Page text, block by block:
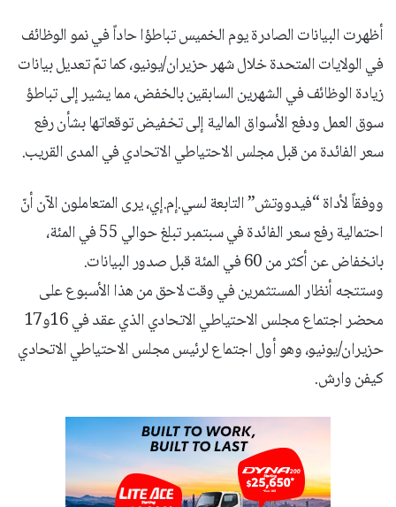
أظهرت البيانات الصادرة يوم الخميس تباطؤا حاداً في نمو الوظائف
في الولايات المتحدة خلال شهر حزيران/يونيو، كما تمّ تعديل بيانات
زيادة الوظائف في الشهرين السابقين بالخفض، مما يشير إلى تباطؤ
سوق العمل ودفع الأسواق المالية إلى تخفيض توقعاتها بشأن رفع
سعر الفائدة من قبل مجلس الاحتياطي الاتحادي في المدى القريب.
ووفقاً لأداة “فيدووتش” التابعة لسي.إم.إي، يرى المتعاملون الآن أنّ
احتمالية رفع سعر الفائدة في سبتمبر تبلغ حوالي 55 في المئة،
بانخفاض عن أكثر من 60 في المئة قبل صدور البيانات.
وستتجه أنظار المستثمرين في وقت لاحق من هذا الأسبوع على
محضر اجتماع مجلس الاحتياطي الاتحادي الذي عقد في 16و17
حزيران/يونيو، وهو أول اجتماع لرئيس مجلس الاحتياطي الاتحادي
كيفن وارش.